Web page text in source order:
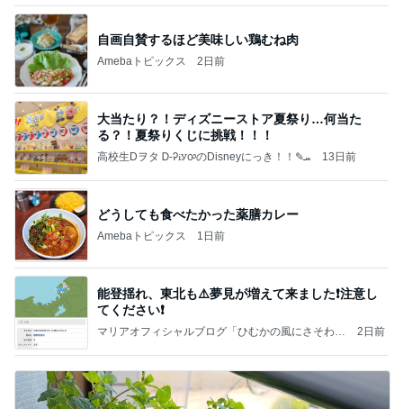
自画自賛するほど美味しい鶏むね肉
Amebaトピックス 2日前
大当たり？！ディズニーストア夏祭り…何当た
る？！夏祭りくじに挑戦！！！
高校生Dヲタ Ꭰ-ᎮꭵꭹꭴのDisneyにっき！！✎ܚ 13日前
どうしても食べたかった薬膳カレー
Amebaトピックス 1日前
能登揺れ、東北も⚠️夢見が増えて来ました❗️注意し
てください❗️
マリアオフィシャルブログ「ひむかの風にさそわれ
2日前